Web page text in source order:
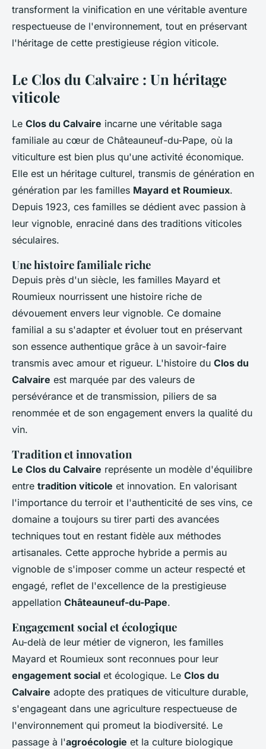
transforment la vinification en une véritable aventure
respectueuse de l'environnement, tout en préservant
l'héritage de cette prestigieuse région viticole.
Le Clos du Calvaire : Un héritage
viticole
Le Clos du Calvaire incarne une véritable saga
familiale au cœur de Châteauneuf-du-Pape, où la
viticulture est bien plus qu'une activité économique.
Elle est un héritage culturel, transmis de génération en
génération par les familles Mayard et Roumieux.
Depuis 1923, ces familles se dédient avec passion à
leur vignoble, enraciné dans des traditions viticoles
séculaires.
Une histoire familiale riche
Depuis près d'un siècle, les familles Mayard et
Roumieux nourrissent une histoire riche de
dévouement envers leur vignoble. Ce domaine
familial a su s'adapter et évoluer tout en préservant
son essence authentique grâce à un savoir-faire
transmis avec amour et rigueur. L'histoire du Clos du
Calvaire est marquée par des valeurs de
persévérance et de transmission, piliers de sa
renommée et de son engagement envers la qualité du
vin.
Tradition et innovation
Le Clos du Calvaire représente un modèle d'équilibre
entre tradition viticole et innovation. En valorisant
l'importance du terroir et l'authenticité de ses vins, ce
domaine a toujours su tirer parti des avancées
techniques tout en restant fidèle aux méthodes
artisanales. Cette approche hybride a permis au
vignoble de s'imposer comme un acteur respecté et
engagé, reflet de l'excellence de la prestigieuse
appellation Châteauneuf-du-Pape.
Engagement social et écologique
Au-delà de leur métier de vigneron, les familles
Mayard et Roumieux sont reconnues pour leur
engagement social et écologique. Le Clos du
Calvaire adopte des pratiques de viticulture durable,
s'engageant dans une agriculture respectueuse de
l'environnement qui promeut la biodiversité. Le
passage à l'agroécologie et la culture biologique